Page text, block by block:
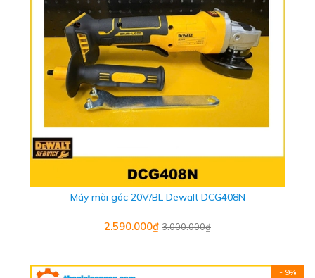
Máy mài góc 20V/BL Dewalt DCG408N
2.590.000₫ 3.000.000₫
- 9%